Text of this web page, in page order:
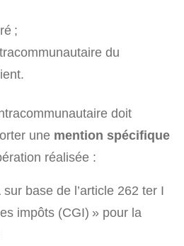
;
du
doit
une mention spécifique
réalisée :
base de l’article 262 ter I
impôts (CGI) » pour la